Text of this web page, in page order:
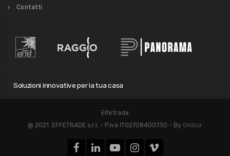
Contatti
Soluzioni innovative per la tua casa
Effetrade
@ 2021. EFFETRADE s.r.l. - P.iva IT02708400730 - By Onibur